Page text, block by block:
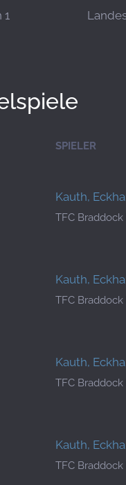
1
SPIELER
Kauth,
TFC
Kauth,
TFC
Kauth,
TFC
Kauth,
TFC